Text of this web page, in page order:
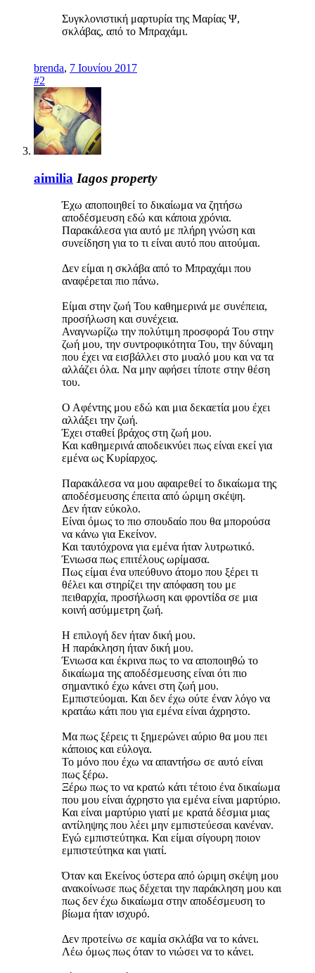
Συγκλονιστική μαρτυρία της Μαρίας Ψ,
σκλάβας, από το Μπραχάμι.
brenda, 7 Ιουνίου 2017
#2
aimilia Iagos property
Έχω αποποιηθεί το δικαίωμα να ζητήσω
αποδέσμευση εδώ και κάποια χρόνια.
Παρακάλεσα για αυτό με πλήρη γνώση και
συνείδηση για το τι είναι αυτό που αιτούμαι.
Δεν είμαι η σκλάβα από το Μπραχάμι που
αναφέρεται πιο πάνω.
Είμαι στην ζωή Του καθημερινά με συνέπεια,
προσήλωση και συνέχεια.
Αναγνωρίζω την πολύτιμη προσφορά Του στην
ζωή μου, την συντροφικότητα Του, την δύναμη
που έχει να εισβάλλει στο μυαλό μου και να τα
αλλάζει όλα. Να μην αφήσει τίποτε στην θέση
του.
Ο Αφέντης μου εδώ και μια δεκαετία μου έχει
αλλάξει την ζωή.
Έχει σταθεί βράχος στη ζωή μου.
Και καθημερινά αποδεικνύει πως είναι εκεί για
εμένα ως Κυρίαρχος.
Παρακάλεσα να μου αφαιρεθεί το δικαίωμα της
αποδέσμευσης έπειτα από ώριμη σκέψη.
Δεν ήταν εύκολο.
Είναι όμως το πιο σπουδαίο που θα μπορούσα
να κάνω για Εκείνον.
Και ταυτόχρονα για εμένα ήταν λυτρωτικό.
Ένιωσα πως επιτέλους ωρίμασα.
Πως είμαι ένα υπεύθυνο άτομο που ξέρει τι
θέλει και στηρίζει την απόφαση του με
πειθαρχία, προσήλωση και φροντίδα σε μια
κοινή ασύμμετρη ζωή.
Η επιλογή δεν ήταν δική μου.
Η παράκληση ήταν δική μου.
Ένιωσα και έκρινα πως το να αποποιηθώ το
δικαίωμα της αποδέσμευσης είναι ότι πιο
σημαντικό έχω κάνει στη ζωή μου.
Εμπιστεύομαι. Και δεν έχω ούτε έναν λόγο να
κρατάω κάτι που για εμένα είναι άχρηστο.
Μα πως ξέρεις τι ξημερώνει αύριο θα μου πει
κάποιος και εύλογα.
Το μόνο που έχω να απαντήσω σε αυτό είναι
πως ξέρω.
Ξέρω πως το να κρατώ κάτι τέτοιο ένα δικαίωμα
που μου είναι άχρηστο για εμένα είναι μαρτύριο.
Και είναι μαρτύριο γιατί με κρατά δέσμια μιας
αντίληψης που λέει μην εμπιστεύεσαι κανέναν.
Εγώ εμπιστεύτηκα. Και είμαι σίγουρη ποιον
εμπιστεύτηκα και γιατί.
Όταν και Εκείνος ύστερα από ώριμη σκέψη μου
ανακοίνωσε πως δέχεται την παράκληση μου και
πως δεν έχω δικαίωμα στην αποδέσμευση το
βίωμα ήταν ισχυρό.
Δεν προτείνω σε καμία σκλάβα να το κάνει.
Λέω όμως πως όταν το νιώσει να το κάνει.